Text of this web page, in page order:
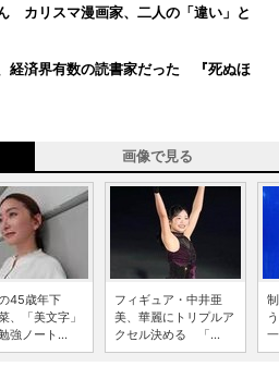
カリスマ漫画家、二人の「違い」と
経済界有数の読書家だった 『死ぬほ
画像で見る
45歳年下
、「美文字」
強ノート...
フィギュア・中井亜
美、華麗にトリプルア
クセル決める 「...